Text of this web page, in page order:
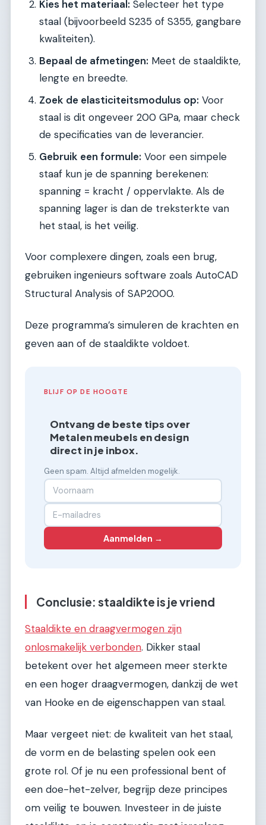
Kies het materiaal: Selecteer het type
staal (bijvoorbeeld S235 of S355, gangbare
kwaliteiten).
Bepaal de afmetingen: Meet de staaldikte,
lengte en breedte.
Zoek de elasticiteitsmodulus op: Voor
staal is dit ongeveer 200 GPa, maar check
de specificaties van de leverancier.
Gebruik een formule: Voor een simpele
staaf kun je de spanning berekenen:
spanning = kracht / oppervlakte. Als de
spanning lager is dan de treksterkte van
het staal, is het veilig.
Voor complexere dingen, zoals een brug,
gebruiken ingenieurs software zoals AutoCAD
Structural Analysis of SAP2000.
Deze programma’s simuleren de krachten en
geven aan of de staaldikte voldoet.
BLIJF OP DE HOOGTE
Ontvang de beste tips over
Metalen meubels en design
direct in je inbox.
Geen spam. Altijd afmelden mogelijk.
Aanmelden →
Conclusie: staaldikte is je vriend
Staaldikte en draagvermogen zijn
onlosmakelijk verbonden. Dikker staal
betekent over het algemeen meer sterkte
en een hoger draagvermogen, dankzij de wet
van Hooke en de eigenschappen van staal.
Maar vergeet niet: de kwaliteit van het staal,
de vorm en de belasting spelen ook een
grote rol. Of je nu een professional bent of
een doe-het-zelver, begrijp deze principes
om veilig te bouwen. Investeer in de juiste